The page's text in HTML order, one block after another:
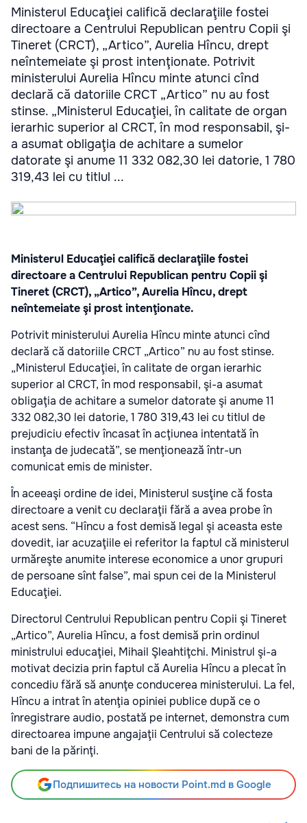
Ministerul Educaţiei califică declaraţiile fostei
directoare a Centrului Republican pentru Copii şi
Tineret (CRCT), „Artico”, Aurelia Hîncu, drept
neîntemeiate şi prost intenţionate. Potrivit
ministerului Aurelia Hîncu minte atunci cînd
declară că datoriile CRCT „Artico” nu au fost
stinse. „Ministerul Educaţiei, în calitate de organ
ierarhic superior al CRCT, în mod responsabil, şi-
a asumat obligaţia de achitare a sumelor
datorate şi anume 11 332 082,30 lei datorie, 1 780
319,43 lei cu titlul ...
Ministerul Educaţiei califică declaraţiile fostei
directoare a Centrului Republican pentru Copii şi
Tineret (CRCT), „Artico”, Aurelia Hîncu, drept
neîntemeiate şi prost intenţionate.
Potrivit ministerului Aurelia Hîncu minte atunci cînd
declară că datoriile CRCT „Artico” nu au fost stinse.
„Ministerul Educaţiei, în calitate de organ ierarhic
superior al CRCT, în mod responsabil, şi-a asumat
obligaţia de achitare a sumelor datorate şi anume 11
332 082,30 lei datorie, 1 780 319,43 lei cu titlul de
prejudiciu efectiv încasat în acţiunea intentată în
instanţa de judecată”, se menţionează într-un
comunicat emis de minister.
În aceeaşi ordine de idei, Ministerul susţine că fosta
directoare a venit cu declaraţii fără a avea probe în
acest sens. “Hîncu a fost demisă legal şi aceasta este
dovedit, iar acuzaţiile ei referitor la faptul că ministerul
urmăreşte anumite interese economice a unor grupuri
de persoane sînt false”, mai spun cei de la Ministerul
Educaţiei.
Directorul Centrului Republican pentru Copii şi Tineret
„Artico”, Aurelia Hîncu, a fost demisă prin ordinul
ministrului educaţiei, Mihail Şleahtiţchi. Ministrul şi-a
motivat decizia prin faptul că Aurelia Hîncu a plecat în
concediu fără să anunţe conducerea ministerului. La fel,
Hîncu a intrat în atenţia opiniei publice după ce o
înregistrare audio, postată pe internet, demonstra cum
directoarea impune angajaţii Centrului să colecteze
bani de la părinţi.
Подпишитесь на новости Point.md в Google